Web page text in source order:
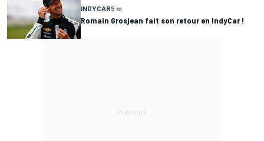
INDYCAR5 m
Romain Grosjean fait son retour en IndyCar !